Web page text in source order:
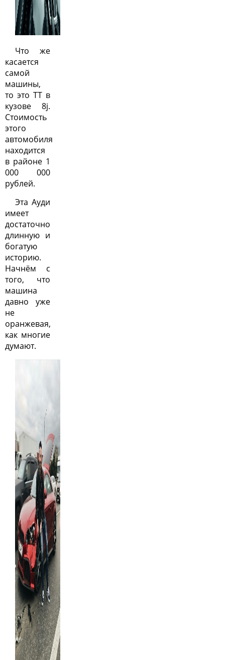
Что же
касается
самой
машины,
то это TT в
кузове 8j.
Стоимость
этого
автомобиля
находится
в районе 1
000 000
рублей.
Эта Ауди
имеет
достаточно
длинную и
богатую
историю.
Начнём с
того, что
машина
давно уже
не
оранжевая,
как многие
думают.